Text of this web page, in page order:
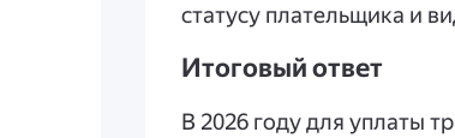
статусу плательщика и
Итоговый ответ
В 2026 году для уплаты